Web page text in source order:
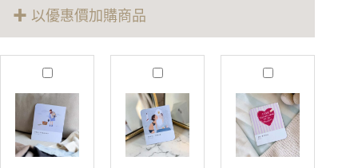
✚ 以優惠價加購商品
M
r
T
h
a
J
s
t
B
e
Y
T
u
s
t
｜